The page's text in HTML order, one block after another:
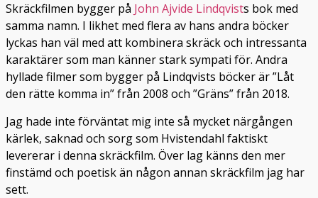
Skräckfilmen bygger på John Ajvide Lindqvists bok med
samma namn. I likhet med flera av hans andra böcker
lyckas han väl med att kombinera skräck och intressanta
karaktärer som man känner stark sympati för. Andra
hyllade filmer som bygger på Lindqvists böcker är ”Låt
den rätte komma in” från 2008 och ”Gräns” från 2018.
Jag hade inte förväntat mig inte så mycket närgången
kärlek, saknad och sorg som Hvistendahl faktiskt
levererar i denna skräckfilm. Över lag känns den mer
finstämd och poetisk än någon annan skräckfilm jag har
sett.